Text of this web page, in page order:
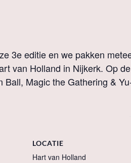
3e editie en we pakken
van Holland in Nijkerk. Op
Magic the Gathering &
LOCATIE
Hart van Holland